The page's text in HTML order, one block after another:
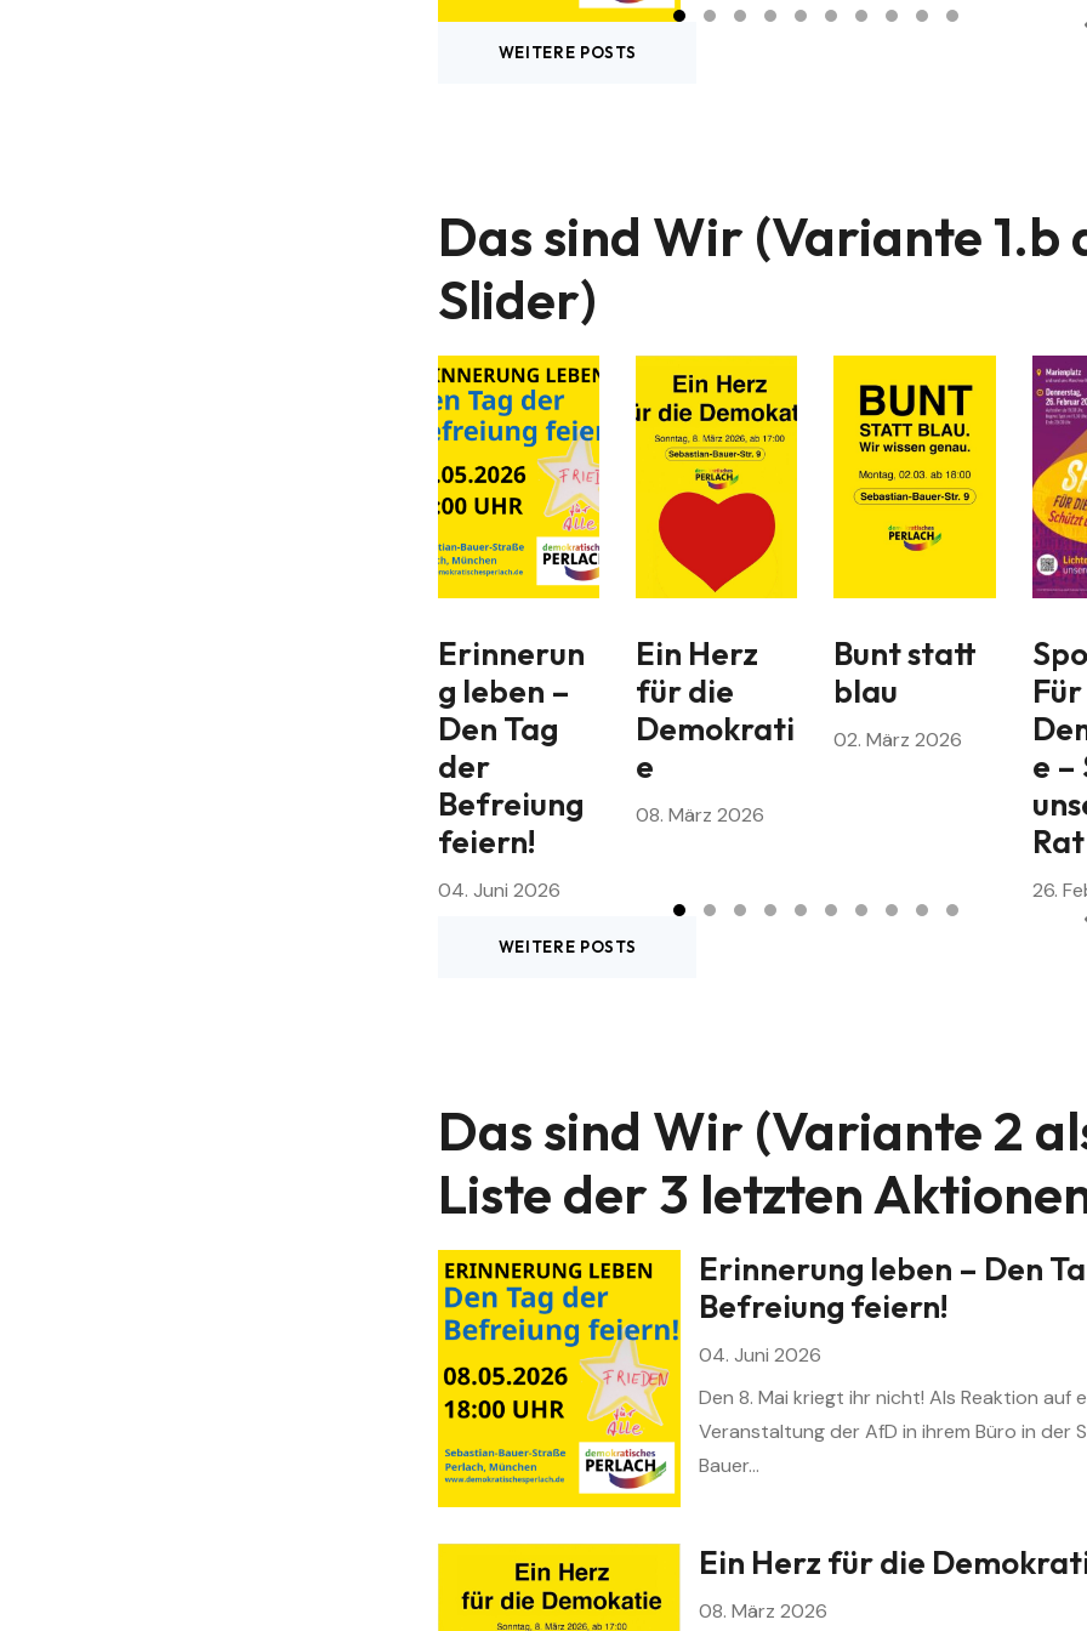
WEITERE POSTS
Das sind Wir (Variante 1.b
Slider)
Erinnerun
g leben –
Den Tag
der
Befreiung
feiern!
04. Juni 2026
Ein Herz
für die
Demokrati
e
08. März 2026
Bunt statt
blau
02. März 2026
e –
26.
WEITERE POSTS
Das sind Wir (Variante 2
Liste der 3 letzten
Erinnerung leben – Den
Befreiung feiern!
04. Juni 2026
Den 8. Mai kriegt ihr nicht! Als Reaktion auf
Veranstaltung der AfD in ihrem Büro in der
Bauer…
Ein Herz für die
08. März 2026